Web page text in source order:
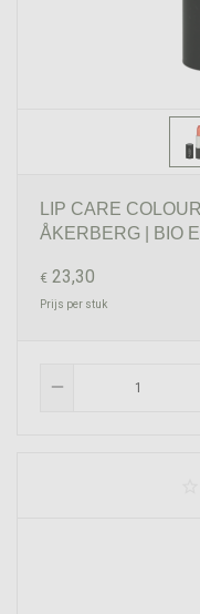
LIP CARE
ÅKERBERG | BIO
€ 23,30
Prijs per stuk
remove